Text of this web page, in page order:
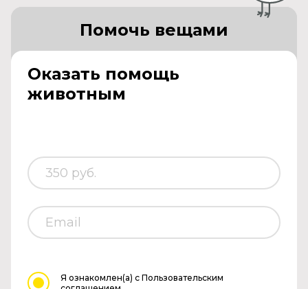
Оказать помощь
животным
Помочь вещами
Я ознакомлен(а) с Пользовательским